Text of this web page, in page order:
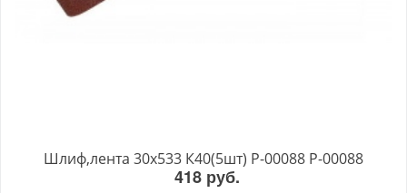
Шлиф,лента 30х533 К40(5шт) P-00088 P-00088
418 руб.